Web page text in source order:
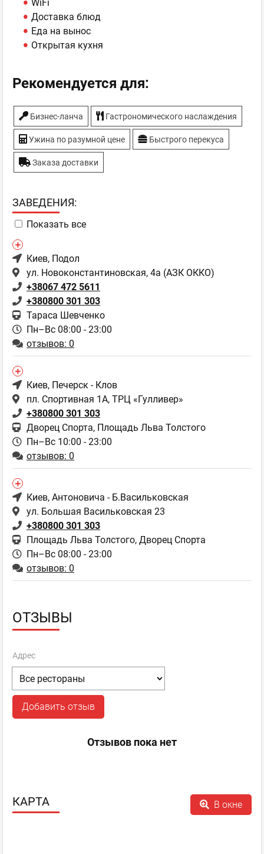
WiFi
Доставка блюд
Еда на вынос
Открытая кухня
Рекомендуется для:
Бизнес-ланча Гастрономического наслаждения
Ужина по разумной цене Быстрого перекуса
Заказа доставки
ЗAВЕДЕНИЯ:
Показать все
Киев, Подол
ул. Новоконстантиновская, 4а (АЗК ОККО)
+38067 472 5611
+380800 301 303
Тараса Шевченко
Пн–Вс 08:00 - 23:00
отзывов: 0
Киев, Печерск - Клов
пл. Спортивная 1А, ТРЦ «Гулливер»
+380800 301 303
Дворец Спорта, Площадь Льва Толстого
Пн–Вс 10:00 - 23:00
отзывов: 0
Киев, Антоновича - Б.Васильковская
ул. Большая Васильковская 23
+380800 301 303
Площадь Льва Толстого, Дворец Спорта
Пн–Вс 08:00 - 23:00
отзывов: 0
ОТЗЫВЫ
Адрес
Добавить отзыв
Отзывов пока нет
КАРТА В окне